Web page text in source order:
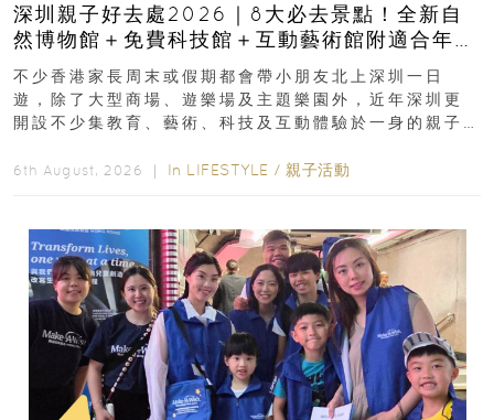
深圳親子好去處2026｜8大必去景點！全新自
然博物館＋免費科技館＋互動藝術館附適合年
齡、交通、門票、開放時間
不少香港家長周末或假期都會帶小朋友北上深圳一日
遊，除了大型商場、遊樂場及主題樂園外，近年深圳更
開設不少集教育、藝術、科技及互動體驗於一身的親子
6th August, 2026 ｜ In LIFESTYLE / 親子活動